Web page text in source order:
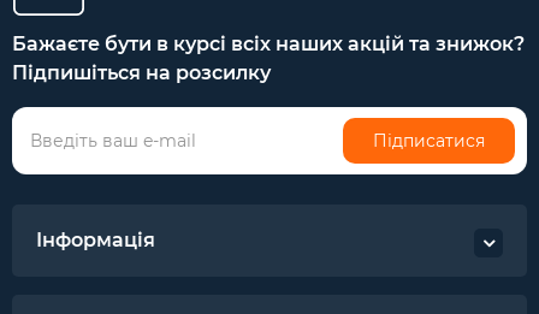
Бажаєте бути в курсі всіх наших акцій та знижок?
Підпишіться на розсилку
Підписатися
Інформація